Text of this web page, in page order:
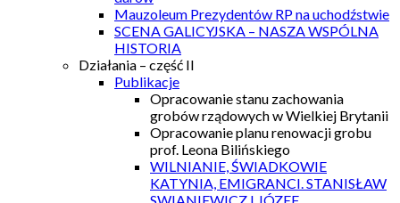
Mauzoleum Prezydentów RP na uchodźstwie
SCENA GALICYJSKA – NASZA WSPÓLNA
HISTORIA
Działania – część II
Publikacje
Opracowanie stanu zachowania
grobów rządowych w Wielkiej Brytanii
Opracowanie planu renowacji grobu
prof. Leona Bilińskiego
WILNIANIE, ŚWIADKOWIE
KATYNIA, EMIGRANCI. STANISŁAW